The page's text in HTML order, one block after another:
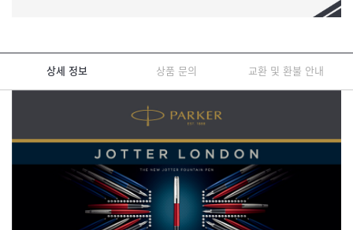
상세 정보 상품 문의 교환 및 환불 안내